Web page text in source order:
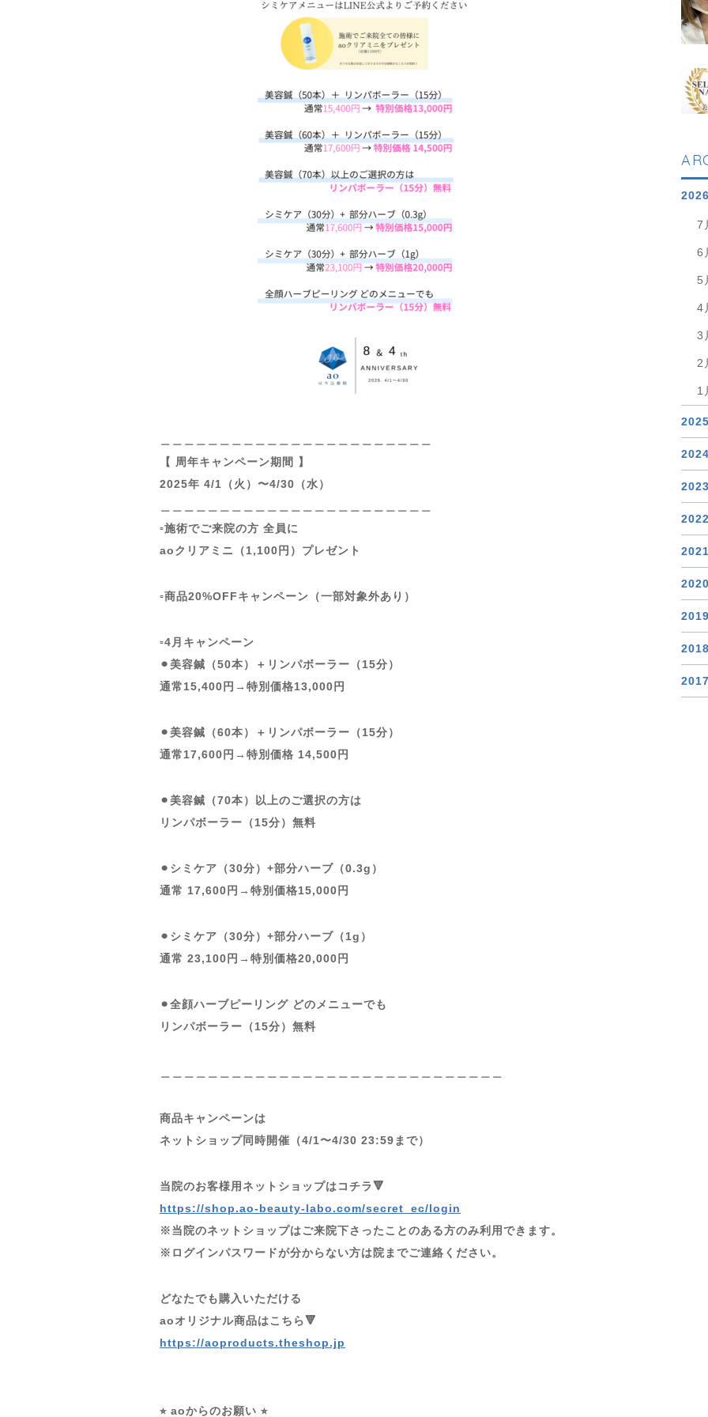
【 周年キャンペーン期間 】
2025年 4/1（火）〜4/30（水）
▫️施術でご来院の方 全員に
aoクリアミニ（1,100円）プレゼント
▫️商品20%OFFキャンペーン（一部対象外あり）
▫️4月キャンペーン
⚫︎美容鍼（50本）＋リンパボーラー（15分）
通常15,400円→特別価格13,000円
⚫︎美容鍼（60本）＋リンパボーラー（15分）
通常17,600円→特別価格 14,500円
⚫︎美容鍼（70本）以上のご選択の方は
リンパボーラー（15分）無料
⚫︎シミケア（30分）+部分ハーブ（0.3g）
通常 17,600円→特別価格15,000円
⚫︎シミケア（30分）+部分ハーブ（1g）
通常 23,100円→特別価格20,000円
⚫︎全顔ハーブピーリング どのメニューでも
リンパボーラー（15分）無料
商品キャンペーンは
ネットショップ同時開催（4/1〜4/30 23:59まで）
当院のお客様用ネットショップはコチラ🔻
https://shop.ao-beauty-labo.com/secret_ec/login
※当院のネットショップはご来院下さったことのある方のみ利用できます。
※ログインパスワードが分からない方は院までご連絡ください。
どなたでも購入いただける
aoオリジナル商品はこちら🔻
https://aoproducts.theshop.jp
⭐︎ aoからのお願い ⭐︎
2026
7
6
5
4
3
2
1
2025
2024
2023
2022
2021
2020
2019
2018
2017